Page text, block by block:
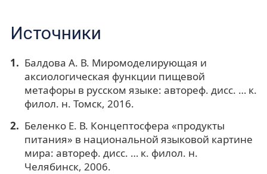
Источники
Балдова А. В. Миромоделирующая и
аксиологическая функции пищевой
метафоры в русском языке: автореф. дисс. … к.
филол. н. Томск, 2016.
Беленко Е. В. Концептосфера «продукты
питания» в национальной языковой картине
мира: автореф. дисс. … к. филол. н.
Челябинск, 2006.